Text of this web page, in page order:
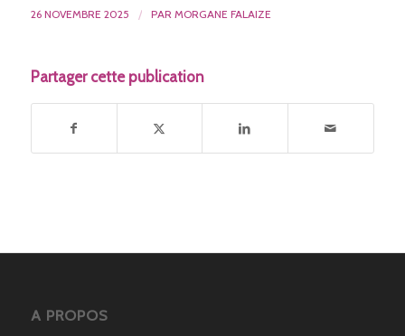
26 NOVEMBRE 2025 / PAR MORGANE FALAIZE
Partager cette publication
A PROPOS